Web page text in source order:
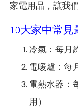
家電用品，讓我
10大家中常
冷氣：每月
電暖爐：每
電熱水器：
用）